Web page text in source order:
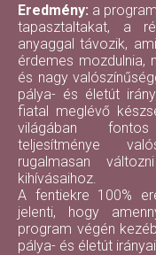
Eredmény: a
tapasztaltakat, a
anyaggal távozik,
érdemes mozdulnia,
és nagy
pálya- és életút
fiatal meglévő
világában
teljesítménye
rugalmasan
kihívásaihoz.
A fentiekre 100%
jelenti, hogy
program végén
pálya- és életút